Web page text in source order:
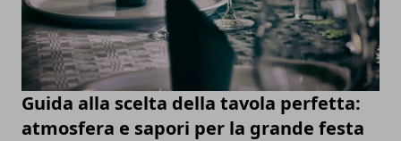
Guida alla scelta della tavola perfetta:
atmosfera e sapori per la grande festa